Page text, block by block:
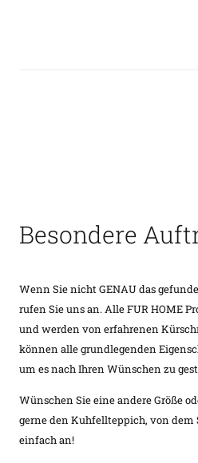
Besondere
Wenn Sie nicht GENAU das
rufen Sie uns an. Alle FUR HOME
und werden von erfahrenen
können alle grundlegenden
um es nach Ihren Wünschen zu
Wünschen Sie eine andere Größe
gerne den Kuhfellteppich, von dem
einfach an!